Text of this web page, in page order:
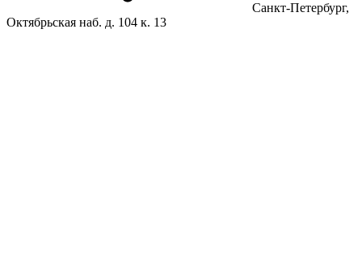
Санкт-Петербург,
Октябрьская наб. д. 104 к. 13